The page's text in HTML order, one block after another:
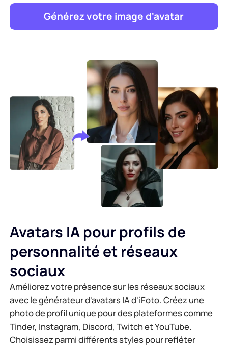
Générez votre image d'avatar
Avatars IA pour profils de
personnalité et réseaux
sociaux
Améliorez votre présence sur les réseaux sociaux
avec le générateur d'avatars IA d'iFoto. Créez une
photo de profil unique pour des plateformes comme
Tinder, Instagram, Discord, Twitch et YouTube.
Choisissez parmi différents styles pour refléter